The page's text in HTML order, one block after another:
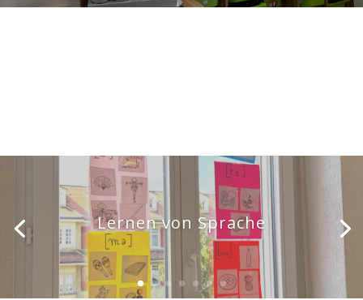
Lernen von Sprache